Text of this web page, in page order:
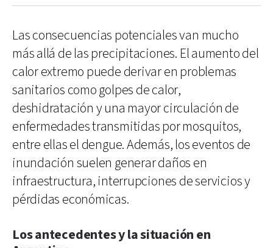
Las consecuencias potenciales van mucho
más allá de las precipitaciones. El aumento del
calor extremo puede derivar en problemas
sanitarios como golpes de calor,
deshidratación y una mayor circulación de
enfermedades transmitidas por mosquitos,
entre ellas el dengue. Además, los eventos de
inundación suelen generar daños en
infraestructura, interrupciones de servicios y
pérdidas económicas.
Los antecedentes y la situación en